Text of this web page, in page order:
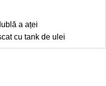
a aței
cu tank de ulei